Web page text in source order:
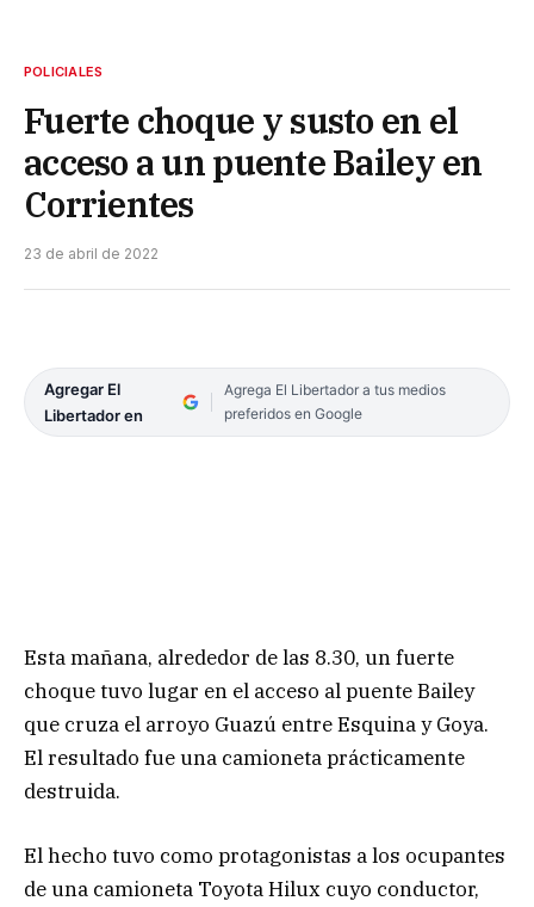
POLICIALES
Fuerte choque y susto en el
acceso a un puente Bailey en
Corrientes
23 de abril de 2022
Agregar El
Libertador en
Agrega El Libertador a tus medios
preferidos en Google
Esta mañana, alrededor de las 8.30, un fuerte
choque tuvo lugar en el acceso al puente Bailey
que cruza el arroyo Guazú entre Esquina y Goya.
El resultado fue una camioneta prácticamente
destruida.
El hecho tuvo como protagonistas a los ocupantes
de una camioneta Toyota Hilux cuyo conductor,